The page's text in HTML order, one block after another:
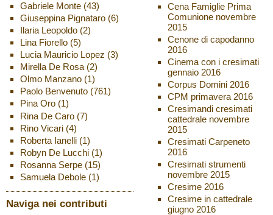
Gabriele Monte(43)
Giuseppina Pignataro(6)
Ilaria Leopoldo(2)
Lina Fiorello(5)
Lucia Mauricio Lopez (3)
Mirella De Rosa(2)
Olmo Manzano(1)
Paolo Benvenuto(761)
Pina Oro(1)
Rina De Caro(7)
Rino Vicari(4)
Roberta Ianelli(1)
Robyn De Lucchi(1)
Rosanna Serpe(15)
Samuela Debole(1)
Naviga nei contributi
Cena Famiglie Prima
Comunione novembre
2015
Cenone di capodanno
2016
Cinema con i cresimati
gennaio 2016
Corpus Domini 2016
CPM primavera 2016
Cresimandi cresimati
cattedrale novembre
2015
Cresimati Carpeneto
2016
Cresimati strumenti
novembre 2015
Cresime 2016
Cresime in cattedrale
giugno 2016